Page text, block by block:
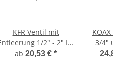
KFR Ventil mit
1/2" - 2" IG,
Absperrventil,
ab 20,53 € *
3/4"